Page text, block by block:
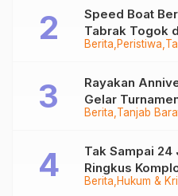
Berita Peristiwa
Speed Boat
Tabrak Togok
Sempat Hilang
Berita Tanjab
Rayakan
Gelar
Juta
Berita Hukum &
Tak Sampai 24
Ringkus
Tungkal